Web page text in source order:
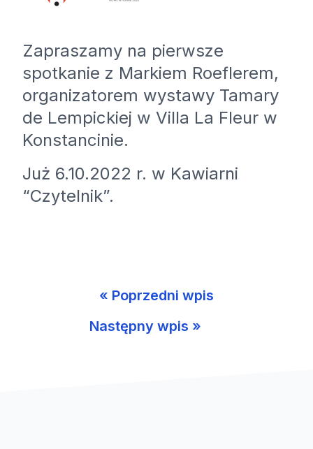
Zapraszamy na pierwsze
spotkanie z Markiem Roeflerem,
organizatorem wystawy Tamary
de Lempickiej w Villa La Fleur w
Konstancinie.
Już 6.10.2022 r. w Kawiarni
“Czytelnik”.
« Poprzedni wpis
Następny wpis »